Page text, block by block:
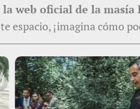
la web oficial de la
espacio, ¡imagina cómo